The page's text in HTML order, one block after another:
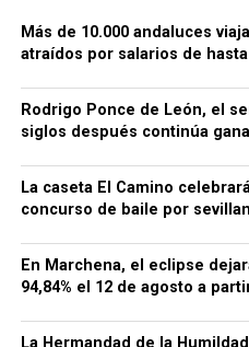
La localidad recuerda
de Moros y Cristianos. El
escenario medieval y
relacionadas con el asedio
Los programas
expresamente el nombre
y su participación en la
Setenil de las Bodegas.
Alhama: la
Más de 10.000 andaluces
atraídos por salarios de
Rodrigo Ponce de León, el
siglos después continúa
La caseta El Camino
concurso de baile por
En Marchena, el eclipse
94,84% el 12 de agosto a
La Hermandad de la